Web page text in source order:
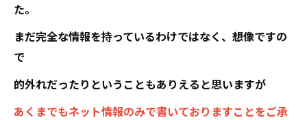
た。
まだ完全な情報を持っているわけではなく、想像ですの
で
的外れだったりということもありえると思いますが
あくまでもネット情報のみで書いておりますことをご承